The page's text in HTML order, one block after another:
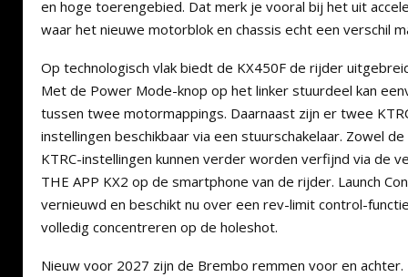
en hoge toerengebied. Dat merk je vooral bij het uit
waar het nieuwe motorblok en chassis echt een verschil
Op technologisch vlak biedt de KX450F de rijder
Met de Power Mode-knop op het linker stuurdeel kan
tussen twee motormappings. Daarnaast zijn er twee
instellingen beschikbaar via een stuurschakelaar. Zowel
KTRC-instellingen kunnen verder worden verfijnd via de
THE APP KX2 op de smartphone van de rijder. Launch
vernieuwd en beschikt nu over een rev-limit control-
volledig concentreren op de holeshot.
Nieuw voor 2027 zijn de Brembo remmen voor en